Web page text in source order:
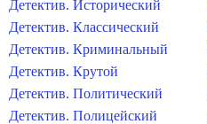
Детектив. Исторический
Детектив. Классический
Детектив. Криминальный
Детектив. Крутой
Детектив. Политический
Детектив. Полицейский